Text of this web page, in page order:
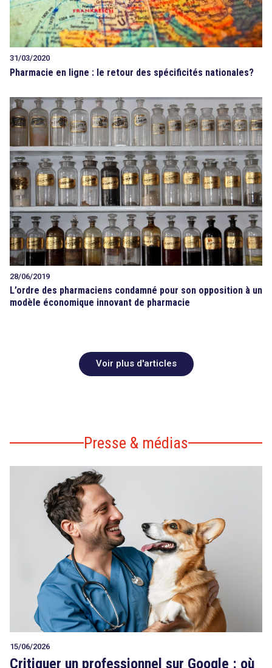
31/03/2020
Pharmacie en ligne : le retour des spécificités nationales?
28/06/2019
L’ordre des pharmaciens condamné pour son opposition à un
modèle économique innovant de pharmacie
Voir plus d'articles
Presse & médias
15/06/2026
Critiquer un professionnel sur Google : où